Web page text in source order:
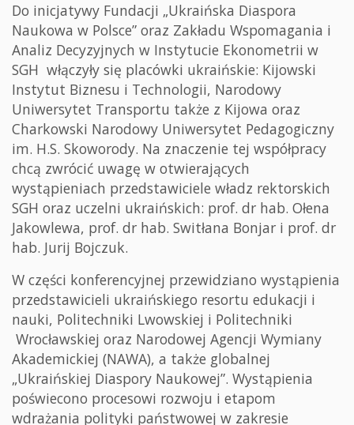
Do inicjatywy Fundacji „Ukraińska Diaspora
Naukowa w Polsce” oraz Zakładu Wspomagania i
Analiz Decyzyjnych w Instytucie Ekonometrii w
SGH włączyły się placówki ukraińskie: Kijowski
Instytut Biznesu i Technologii, Narodowy
Uniwersytet Transportu także z Kijowa oraz
Charkowski Narodowy Uniwersytet Pedagogiczny
im. H.S. Skoworody. Na znaczenie tej współpracy
chcą zwrócić uwagę w otwierających
wystąpieniach przedstawiciele władz rektorskich
SGH oraz uczelni ukraińskich: prof. dr hab. Ołena
Jakowlewa, prof. dr hab. Switłana Bonjar i prof. dr
hab. Jurij Bojczuk.
W części konferencyjnej przewidziano wystąpienia
przedstawicieli ukraińskiego resortu edukacji i
nauki, Politechniki Lwowskiej i Politechniki
Wrocławskiej oraz Narodowej Agencji Wymiany
Akademickiej (NAWA), a także globalnej
„Ukraińskiej Diaspory Naukowej”. Wystąpienia
poświecono procesowi rozwoju i etapom
wdrażania polityki państwowej w zakresie